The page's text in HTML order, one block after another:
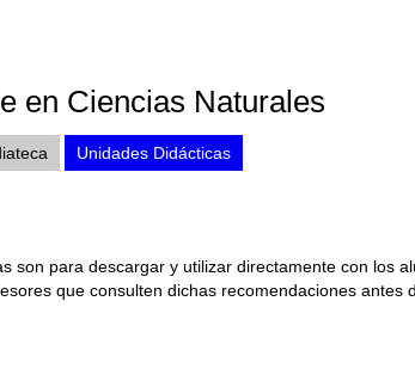
en Ciencias Naturales
Unidades Didácticas
son para descargar y utilizar directamente con los
que consulten dichas recomendaciones antes